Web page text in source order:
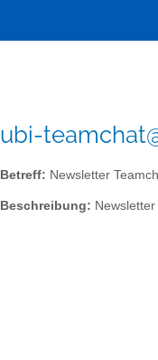
ubi-
Betreff: Newsletter
Beschreibung: